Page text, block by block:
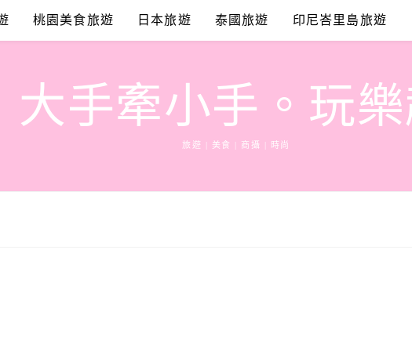
桃園美食旅遊 日本旅遊 泰國旅遊 印尼峇里島旅遊
大手牽小手。玩
旅遊 | 美食 | 商攝 | 時尚